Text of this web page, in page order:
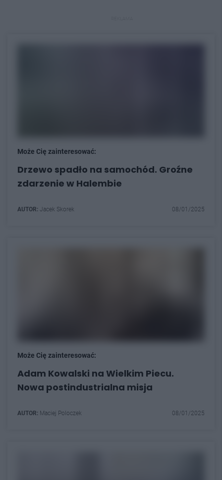
Może Cię zainteresować:
Drzewo spadło na samochód. Groźne
zdarzenie w Halembie
AUTOR: Jacek Skorek 08/01/2025
Może Cię zainteresować:
Adam Kowalski na Wielkim Piecu.
Nowa postindustrialna misja
AUTOR: Maciej Poloczek 08/01/2025